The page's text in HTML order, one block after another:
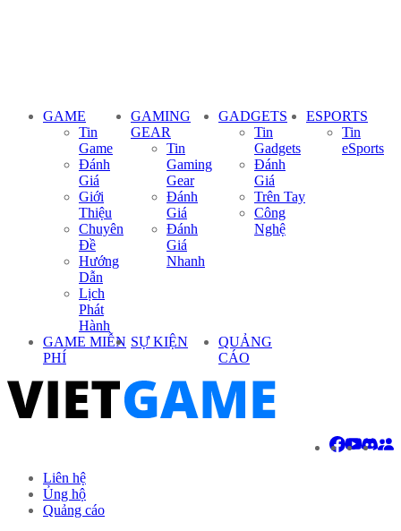
GAME
Tin
Game
Đánh
Giá
Giới
Thiệu
Chuyên
Đề
Hướng
Dẫn
Lịch
Phát
Hành
GAMING
GEAR
Tin
Gaming
Gear
Đánh
Giá
Đánh
Giá
Nhanh
GADGETS
Tin
Gadgets
Đánh
Giá
Trên Tay
Công
Nghệ
ESPORTS
Tin
eSports
GAME MIỄN
PHÍ
SỰ KIỆN
QUẢNG
CÁO
Liên hệ
Ủng hộ
Quảng cáo